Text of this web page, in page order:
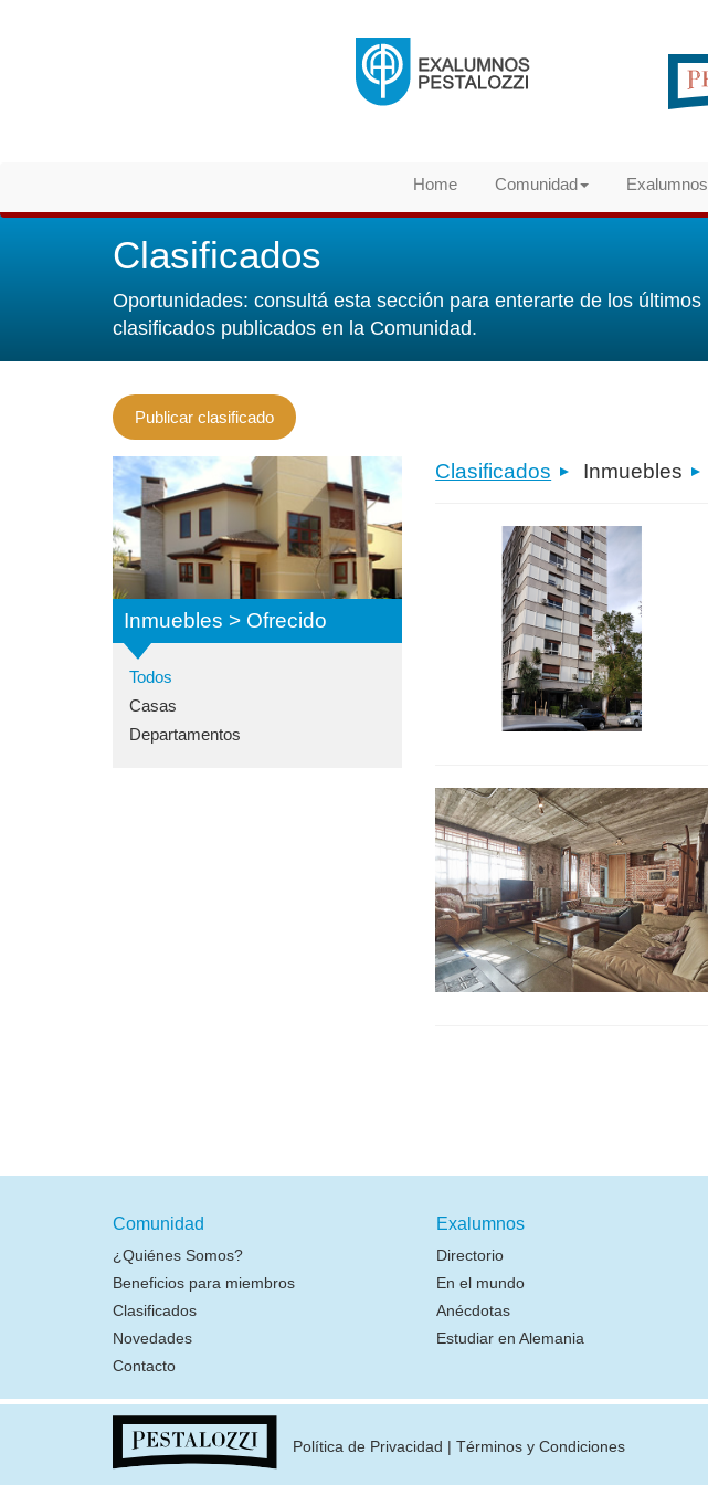
Home Comunidad Exalumnos
Clasificados
Oportunidades: consultá esta sección para enterarte de los últimos
clasificados publicados en la Comunidad.
Publicar clasificado
Inmuebles > Ofrecido
Todos
Casas
Departamentos
Clasificados Inmuebles
Comunidad
¿Quiénes Somos?
Beneficios para miembros
Clasificados
Novedades
Contacto
Exalumnos
Directorio
En el mundo
Anécdotas
Estudiar en Alemania
Política de Privacidad |Términos y Condiciones